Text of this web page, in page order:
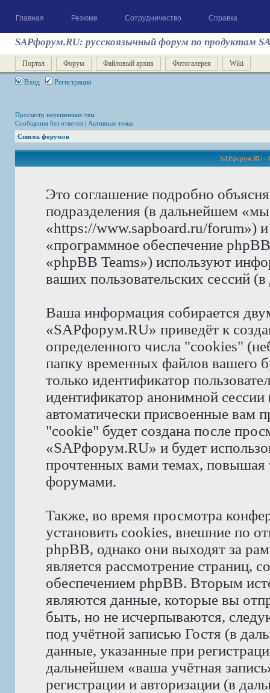
Главная Резюме Сотрудничество Справка
SAPфорум.RU: русскоязычный форум по продуктам
Портал Форум Файловый архив Фотогалерея Wiki
Вход Регистрация
Просмотр нерешенных тем
Сообщения без ответов | Активные темы
Список форумов
SAPфорум.RU -
Это соглашение подробно
подразделения (в дальнейшем
«https://www.sapboard.ru/forum»)
«программное обеспечение
«phpBB Teams») используют
ваших пользовательских сессий
Ваша информация собирается
«SAPфорум.RU» приведёт к
определенного числа "cookies"
папку временных файлов вашего
только идентификатор
идентификатор анонимной
автоматически присвоенные вам
"cookie" будет создана после
«SAPфорум.RU» и будет
прочтенных вами темах, повышая
форумами.
Также, во время просмотра
установить cookies, внешние по
phpBB, однако они выходят за
является рассмотрение страниц,
обеспечением phpBB. Вторым
являются данные, которые вы
быть, но не исчерпываются,
под учётной записью Гостя (в
данные, указанные при
дальнейшем «ваша учётная
регистрации и авторизации (в